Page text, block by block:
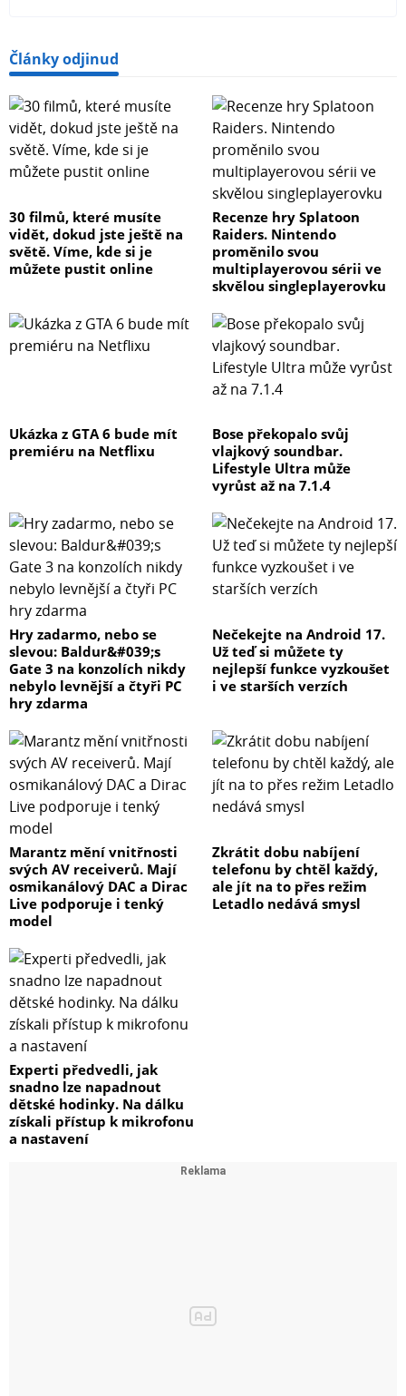
Články odjinud
30 filmů, které musíte
vidět, dokud jste ještě na
světě. Víme, kde si je
můžete pustit online
Recenze hry Splatoon
Raiders. Nintendo
proměnilo svou
multiplayerovou sérii ve
skvělou singleplayerovku
Ukázka z GTA 6 bude mít
premiéru na Netflixu
Bose překopalo svůj
vlajkový soundbar.
Lifestyle Ultra může
vyrůst až na 7.1.4
Hry zadarmo, nebo se
slevou: Baldur&#039;s
Gate 3 na konzolích nikdy
nebylo levnější a čtyři PC
hry zdarma
Nečekejte na Android 17.
Už teď si můžete ty
nejlepší funkce vyzkoušet
i ve starších verzích
Marantz mění vnitřnosti
svých AV receiverů. Mají
osmikanálový DAC a Dirac
Live podporuje i tenký
model
Zkrátit dobu nabíjení
telefonu by chtěl každý,
ale jít na to přes režim
Letadlo nedává smysl
Experti předvedli, jak
snadno lze napadnout
dětské hodinky. Na dálku
získali přístup k mikrofonu
a nastavení